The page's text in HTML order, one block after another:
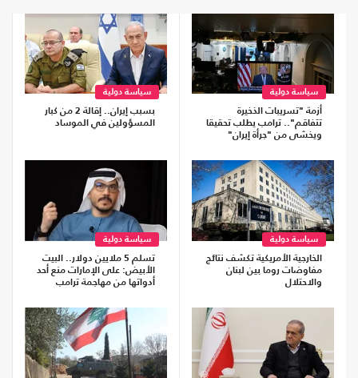
سياسة دولية
أزمة "تسريبات الذخيرة
تتفاقم".. ترامب يطلب تحقيقا
ويخشى من "جرأة إيران"
سياسة دولية
بسبب إيران.. إقالة 2 من كبار
المسؤولين في الموساد
سياسة دولية
الخارجية الأمريكية تكشف نتائج
مفاوضات روما بين لبنان
والاحتلال
سياسة دولية
تسلم 5 ملايين دولار.. البيت
الأبيض: على الإمارات منع أحد
أدواتها من مهاجمة ترامب